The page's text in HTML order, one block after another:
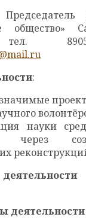
общество»
тел.
:
науки
через